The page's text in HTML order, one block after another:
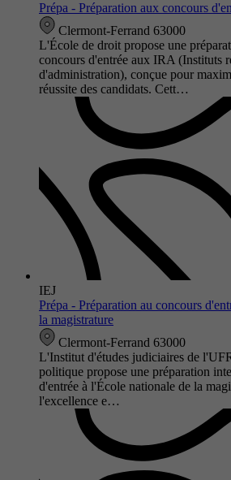
Prépa - Préparation aux concours
Clermont-Ferrand 63000
L'École de droit propose une
concours d'entrée aux IRA (Instituts
d'administration), conçue pour
réussite des candidats. Cett…
IEJ
Prépa - Préparation au concours
la magistrature
Clermont-Ferrand 63000
L'Institut d'études judiciaires de
politique propose une préparation
d'entrée à l'École nationale de la
l'excellence e…